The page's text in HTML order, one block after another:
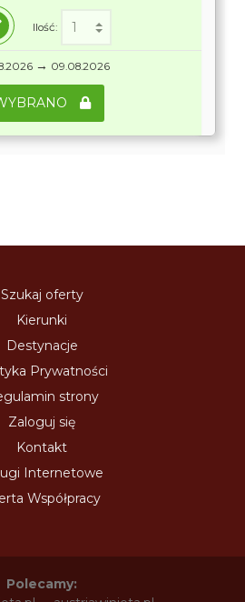
Ilość:
→ 09.08.2026
Szukaj oferty
Kierunki
Destynacje
Prywatności
strony
Zaloguj się
Kontakt
Internetowe
Współpracy
Polecamy: